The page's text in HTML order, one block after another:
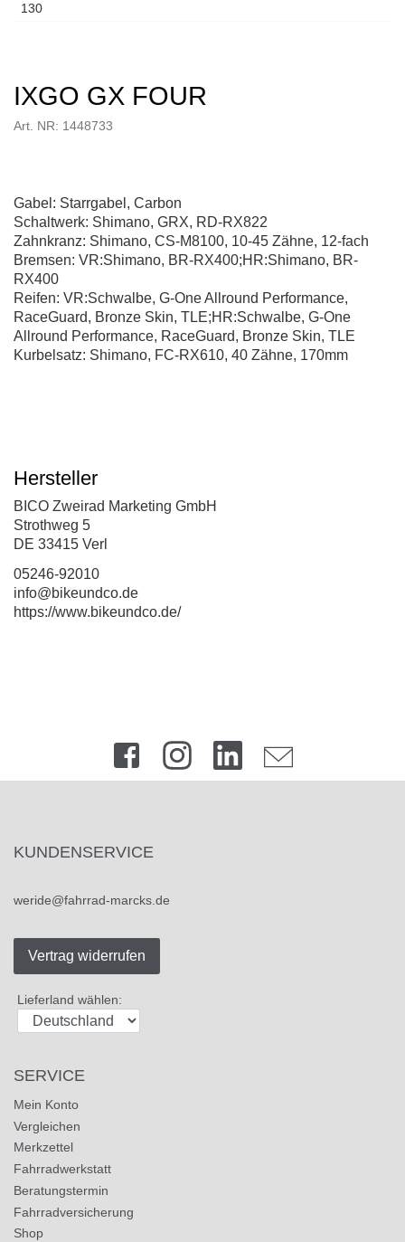
130
IXGO GX FOUR
Art. NR: 1448733
Gabel: Starrgabel, Carbon
Schaltwerk: Shimano, GRX, RD-RX822
Zahnkranz: Shimano, CS-M8100, 10-45 Zähne, 12-fach
Bremsen: VR:Shimano, BR-RX400;HR:Shimano, BR-
RX400
Reifen: VR:Schwalbe, G-One Allround Performance,
RaceGuard, Bronze Skin, TLE;HR:Schwalbe, G-One
Allround Performance, RaceGuard, Bronze Skin, TLE
Kurbelsatz: Shimano, FC-RX610, 40 Zähne, 170mm
Hersteller
BICO Zweirad Marketing GmbH
Strothweg 5
DE 33415 Verl
05246-92010
info@bikeundco.de
https://www.bikeundco.de/
KUNDENSERVICE
weride@fahrrad-marcks.de
Vertrag widerrufen
Lieferland wählen:
SERVICE
Mein Konto
Vergleichen
Merkzettel
Fahrradwerkstatt
Beratungstermin
Fahrradversicherung
Shop